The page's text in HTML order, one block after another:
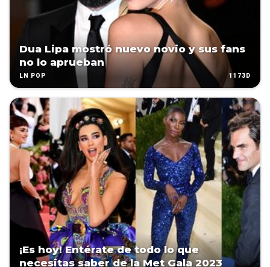
Dua Lipa mostró nuevo novio y sus fans
no lo aprueban
LN POP 1173D
¡Es hoy! Entérate de todo lo que
necesitas saber de la Met Gala 2023